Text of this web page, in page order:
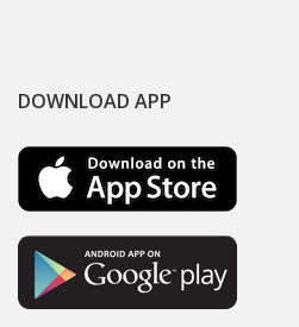
DOWNLOAD APP